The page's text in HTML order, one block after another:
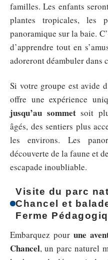
familles. Les enfants
plantes tropicales, les
panoramique sur la baie.
d’apprendre tout en
adoreront déambuler dans
Si votre groupe est avide
offre une expérience
jusqu’au sommetsoit
âgés, des sentiers plus
les environs. Les
découverte de la faune et
escapade inoubliable.
Visite du parc
Chancel et
Ferme
Embarquez pour une
Chancel, un parc naturel